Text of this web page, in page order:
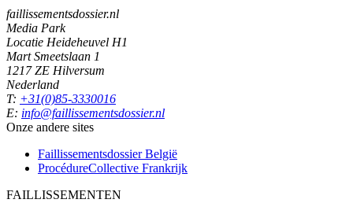
faillissementsdossier.nl
Media Park
Locatie Heideheuvel H1
Mart Smeetslaan 1
1217 ZE Hilversum
Nederland
T: +31(0)85-3330016
E: info@faillissementsdossier.nl
Onze andere sites
Faillissementsdossier België
ProcédureCollective Frankrijk
FAILLISSEMENTEN